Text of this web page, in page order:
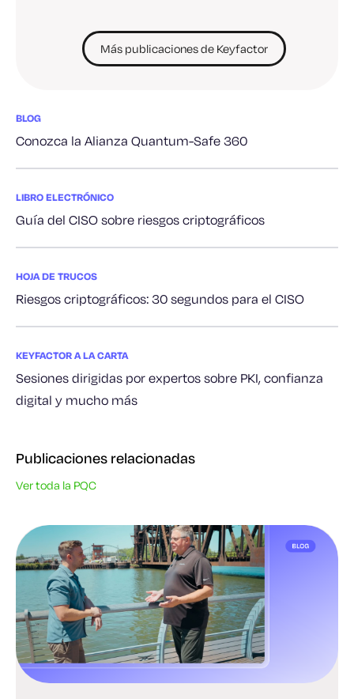
Más publicaciones de Keyfactor
BLOG
Conozca la Alianza Quantum-Safe 360
LIBRO ELECTRÓNICO
Guía del CISO sobre riesgos criptográficos
HOJA DE TRUCOS
Riesgos criptográficos: 30 segundos para el CISO
KEYFACTOR A LA CARTA
Sesiones dirigidas por expertos sobre PKI, confianza
digital y mucho más
Publicaciones relacionadas
Ver toda la PQC